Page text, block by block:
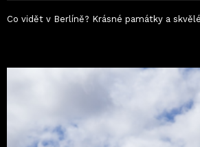
Co vidět v Berlíně? Krásné památky a